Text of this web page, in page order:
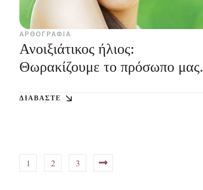
ΑΡΘΟΓΡΑΦΊΑ
Ανοιξιάτικος ήλιος:
Θωρακίζουμε το πρόσωπο μας.
ΔΙΑΒΆΣΤΕ
1 2 3